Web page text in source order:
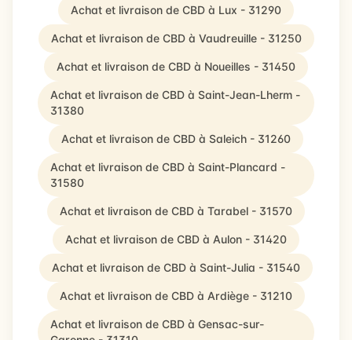
Achat et livraison de CBD à Lux - 31290
Achat et livraison de CBD à Vaudreuille - 31250
Achat et livraison de CBD à Noueilles - 31450
Achat et livraison de CBD à Saint-Jean-Lherm -
31380
Achat et livraison de CBD à Saleich - 31260
Achat et livraison de CBD à Saint-Plancard -
31580
Achat et livraison de CBD à Tarabel - 31570
Achat et livraison de CBD à Aulon - 31420
Achat et livraison de CBD à Saint-Julia - 31540
Achat et livraison de CBD à Ardiège - 31210
Achat et livraison de CBD à Gensac-sur-